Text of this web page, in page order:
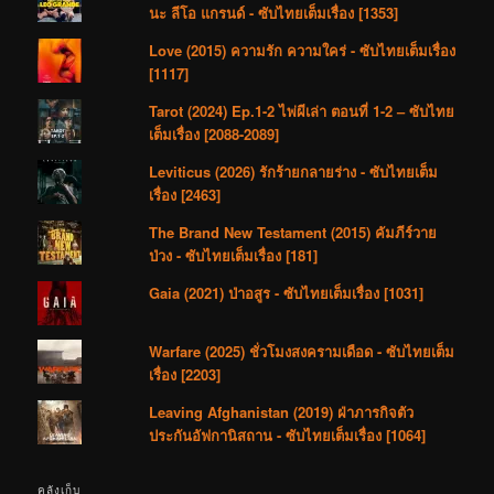
นะ ลีโอ แกรนด์ - ซับไทยเต็มเรื่อง [1353]
Love (2015) ความรัก ความใคร่ - ซับไทยเต็มเรื่อง
[1117]
Tarot (2024) Ep.1-2 ไพ่ผีเล่า ตอนที่ 1-2 – ซับไทย
เต็มเรื่อง [2088-2089]
Leviticus (2026) รักร้ายกลายร่าง - ซับไทยเต็ม
เรื่อง [2463]
The Brand New Testament (2015) คัมภีร์วาย
ป่วง - ซับไทยเต็มเรื่อง [181]
Gaia (2021) ป่าอสูร - ซับไทยเต็มเรื่อง [1031]
Warfare (2025) ชั่วโมงสงครามเดือด - ซับไทยเต็ม
เรื่อง [2203]
Leaving Afghanistan (2019) ฝ่าภารกิจตัว
ประกันอัฟกานิสถาน - ซับไทยเต็มเรื่อง [1064]
คลังเก็บ